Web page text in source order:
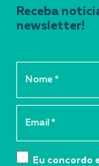
Receba
newsletter!
Eu concordo